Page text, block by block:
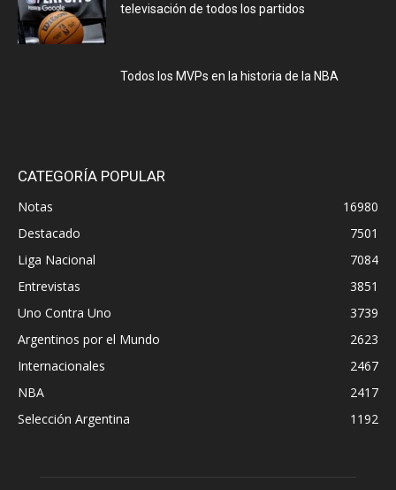
televisación de todos los partidos
Todos los MVPs en la historia de la NBA
CATEGORÍA POPULAR
Notas
16980
Destacado
7501
Liga Nacional
7084
Entrevistas
3851
Uno Contra Uno
3739
Argentinos por el Mundo
2623
Internacionales
2467
NBA
2417
Selección Argentina
1192